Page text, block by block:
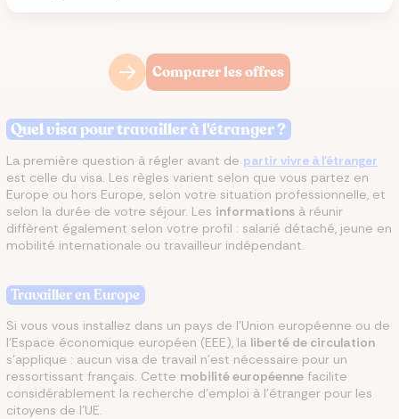
Comparer les offres
Quel visa pour travailler à l'étranger ?
La première question à régler avant de partir vivre à l'étranger
est celle du visa. Les règles varient selon que vous partez en
Europe ou hors Europe, selon votre situation professionnelle, et
selon la durée de votre séjour. Les informations à réunir
diffèrent également selon votre profil : salarié détaché, jeune en
mobilité internationale ou travailleur indépendant.
Travailler en Europe
Si vous vous installez dans un pays de l'Union européenne ou de
l'Espace économique européen (EEE), la liberté de circulation
s'applique : aucun visa de travail n'est nécessaire pour un
ressortissant français. Cette mobilité européenne facilite
considérablement la recherche d'emploi à l'étranger pour les
citoyens de l'UE.